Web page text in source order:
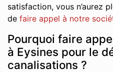
satisfaction, vous n’aurez
de faire appel à notre
Pourquoi faire
à Eysines pour le
canalisations ?